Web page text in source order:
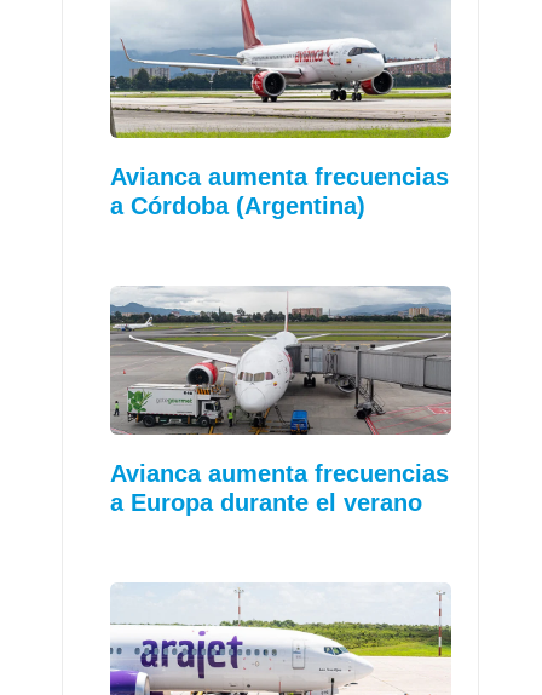
Avianca aumenta frecuencias
a Córdoba (Argentina)
Avianca aumenta frecuencias
a Europa durante el verano